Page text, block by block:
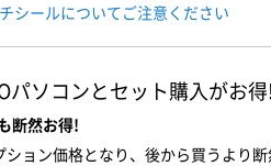
シールについてご注意ください
ソコンとセット購入がお得!
断然お得!
ョン価格となり、後から買うより